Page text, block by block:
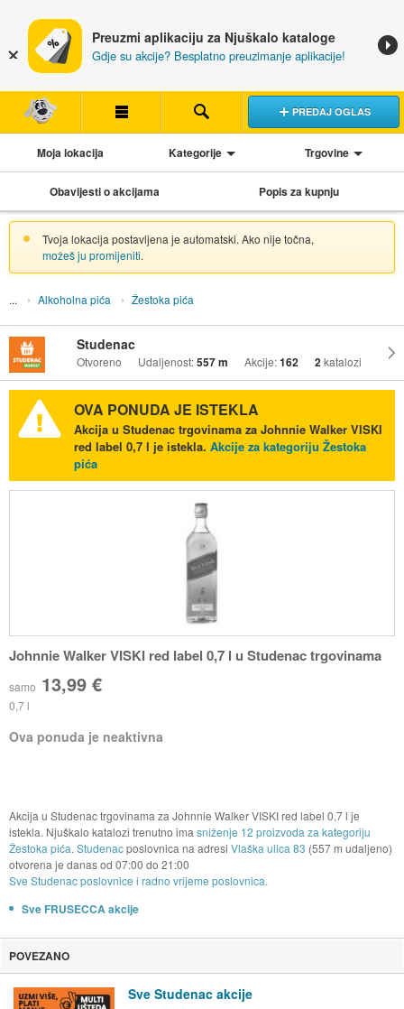
Preuzmi aplikaciju za Njuškalo kataloge
Gdje su akcije? Besplatno preuzimanje aplikacije!
PREDAJ OGLAS
Moja lokacija Kategorije Trgovine
Obavijesti o akcijama Popis za kupnju
Tvoja lokacija postavljena je automatski. Ako nije točna,
možeš ju promijeniti.
Alkoholna pića Žestoka pića
Studenac
Otvoreno Udaljenost:557 m Akcije:162 2katalozi
OVA PONUDA JE ISTEKLA
Akcija u Studenac trgovinama za Johnnie Walker VISKI
red label 0,7 l je istekla. Akcije za kategoriju Žestoka
pića
Johnnie Walker VISKI red label 0,7 l u Studenac trgovinama
samo 13,99 €
0,7 l
Ova ponuda je neaktivna
Akcija u Studenac trgovinama za Johnnie Walker VISKI red label 0,7 l je
istekla. Njuškalo katalozi trenutno ima sniženje 12 proizvoda za kategoriju
Žestoka pića. Studenacposlovnica na adresi Vlaška ulica 83 (557 m udaljeno)
otvorena je danas od 07:00 do 21:00
Sve Studenac poslovnice i radno vrijeme poslovnica.
Sve FRUSECCA akcije
POVEZANO
Sve Studenac akcije